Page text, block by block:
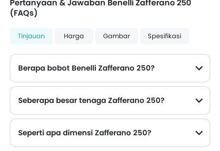
Pertanyaan & Jawaban Benelli Zafferano 250
(FAQs)
Tinjauan Harga Gambar Spesifikasi
Berapa bobot Benelli Zafferano 250?
Seberapa besar tenaga Zafferano 250?
Seperti apa dimensi Zafferano 250?